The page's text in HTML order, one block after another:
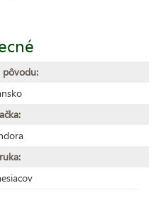
pôvodu: